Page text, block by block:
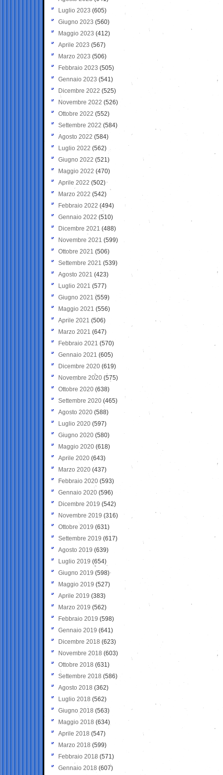
Luglio 2023 (605)
Giugno 2023 (560)
Maggio 2023 (412)
Aprile 2023 (567)
Marzo 2023 (506)
Febbraio 2023 (505)
Gennaio 2023 (541)
Dicembre 2022 (525)
Novembre 2022 (526)
Ottobre 2022 (552)
Settembre 2022 (584)
Agosto 2022 (584)
Luglio 2022 (562)
Giugno 2022 (521)
Maggio 2022 (470)
Aprile 2022 (502)
Marzo 2022 (542)
Febbraio 2022 (494)
Gennaio 2022 (510)
Dicembre 2021 (488)
Novembre 2021 (599)
Ottobre 2021 (506)
Settembre 2021 (539)
Agosto 2021 (423)
Luglio 2021 (577)
Giugno 2021(559)
Maggio 2021 (556)
Aprile 2021 (506)
Marzo 2021 (647)
Febbraio 2021 (570)
Gennaio 2021 (605)
Dicembre 2020 (619)
Novembre 2020 (575)
Ottobre 2020 (638)
Settembre 2020(465)
Agosto 2020 (588)
Luglio 2020 (597)
Giugno 2020 (580)
Maggio 2020 (618)
Aprile 2020 (643)
Marzo 2020 (437)
Febbraio 2020 (593)
Gennaio 2020 (596)
Dicembre 2019 (542)
Novembre 2019 (316)
Ottobre 2019 (631)
Settembre 2019 (617)
Agosto 2019 (639)
Luglio 2019 (654)
Giugno 2019 (598)
Maggio 2019 (527)
Aprile 2019 (383)
Marzo 2019 (562)
Febbraio 2019 (598)
Gennaio 2019 (641)
Dicembre 2018 (623)
Novembre 2018 (603)
Ottobre 2018 (631)
Settembre 2018 (586)
Agosto 2018 (362)
Luglio 2018 (562)
Giugno 2018 (563)
Maggio 2018 (634)
Aprile 2018 (547)
Marzo 2018 (599)
Febbraio 2018 (571)
Gennaio 2018 (607)